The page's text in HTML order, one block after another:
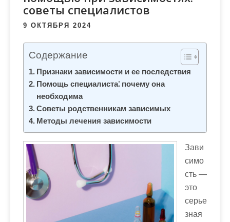
советы специалистов
9 ОКТЯБРЯ 2024
Содержание
Признаки зависимости и ее последствия
Помощь специалиста⁚ почему она
необходима
Советы родственникам зависимых
Методы лечения зависимости
Зави
симо
сть ―
это
серье
зная